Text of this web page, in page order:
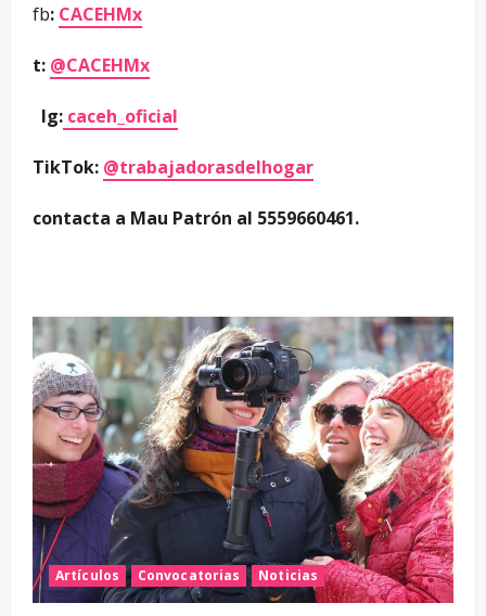
fb: CACEHMx
t: @CACEHMx
Ig: caceh_oficial
TikTok: @trabajadorasdelhogar
contacta a Mau Patrón al 5559660461.
Artículos Convocatorias Noticias